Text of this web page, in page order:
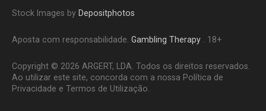
Stock Images by Depositphotos
Aposta com responsabilidade. Gambling Therapy. 18+
Copyright © 2026 ARGERT, LDA. Todos os direitos reservados.
Ao utilizar este site, concorda com a nossa Política de
Privacidade e Termos de Utilização.